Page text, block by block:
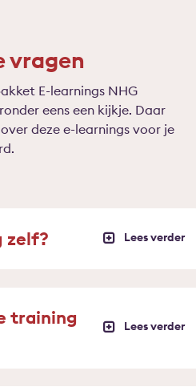
vragen
E-learnings NHG
eens een kijkje. Daar
deze e-learnings voor je
zelf?
training